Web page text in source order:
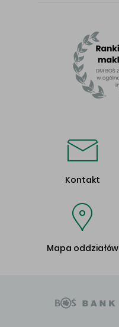
Kontakt
Mapa oddziałów